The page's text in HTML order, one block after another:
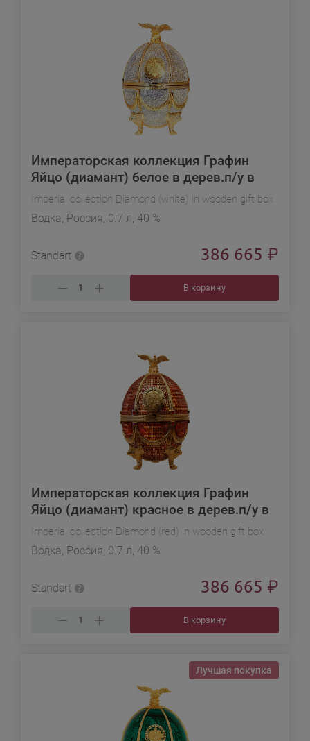
Императорская коллекция Графин
Яйцо (диамант) белое в дерев.п/у в
подарочной упаковке
Imperial collection Diamond (white) in wooden gift box
Водка, Россия, 0.7 л, 40 %
Standart 386 665 ₽
В корзину
Императорская коллекция Графин
Яйцо (диамант) красное в дерев.п/у в
подарочной упаковке
Imperial collection Diamond (red) in wooden gift box
Водка, Россия, 0.7 л, 40 %
Standart 386 665 ₽
В корзину
Лучшая покупка